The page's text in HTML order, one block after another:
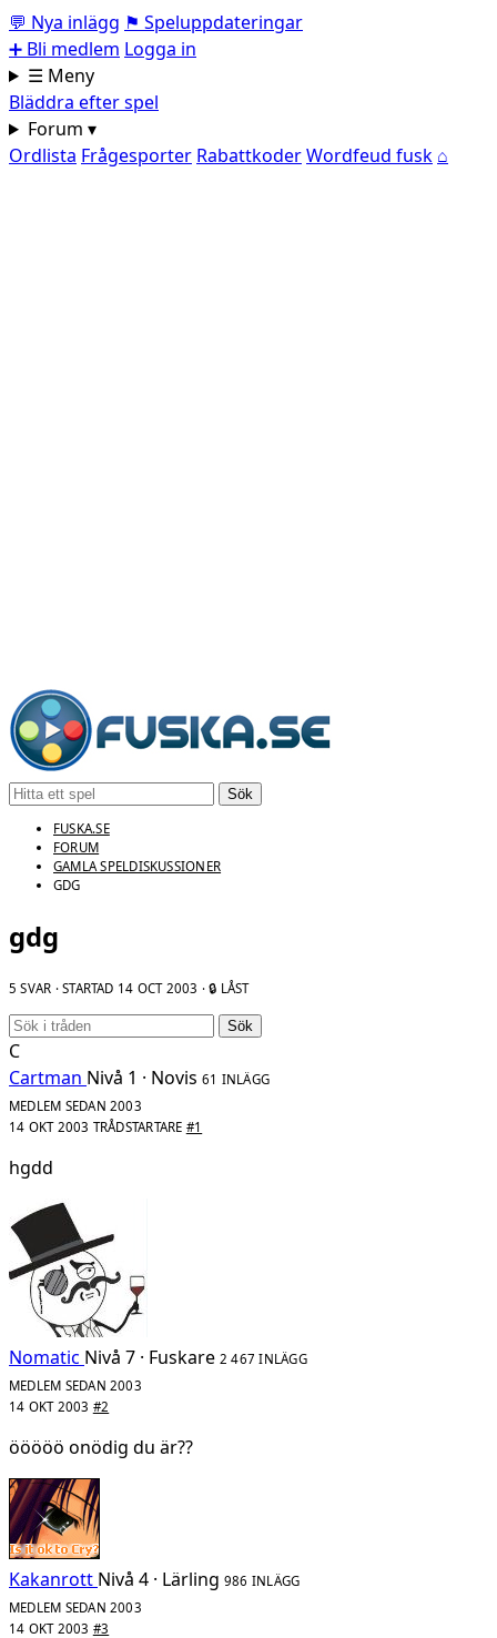
💬 Nya inlägg ⚑ Speluppdateringar
➕ Bli medlem Logga in
☰ Meny
Bläddra efter spel
Forum ▾
Ordlista Frågesporter RabattkoderWordfeud fusk ⌂
Sök
FUSKA.SE
FORUM
GAMLA SPELDISKUSSIONER
GDG
gdg
5 SVAR · STARTAD 14 OCT 2003 · 🔒 LÅST
Sök
C
Cartman Nivå 1 · Novis 61 INLÄGG
MEDLEM SEDAN 2003
14 OKT 2003 TRÅDSTARTARE #1
hgdd
Nomatic Nivå 7 · Fuskare 2 467 INLÄGG
MEDLEM SEDAN 2003
14 OKT 2003 #2
ööööö onödig du är??
Kakanrott Nivå 4 · Lärling 986 INLÄGG
MEDLEM SEDAN 2003
14 OKT 2003 #3